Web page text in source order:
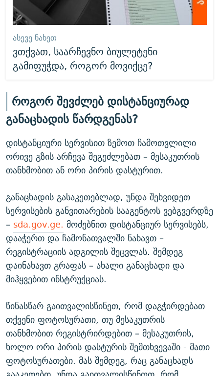
ᲐᲡᲔᲕᲔ ᲜᲐᲮᲔᲗ
ვთქვათ, საარჩევნო ბიულეტენი
გამიფუჭდა, როგორ მოვიქცე?
როგორ შევძლებ დისტანციურად
განაცხადის წარდგენას?
დისტანციური სერვისით ზემოთ ჩამოთვლილი
ორივე გზის არჩევა შეგეძლებათ – მესაკუთრის
თანხმობით ან ორი პირის დასტურით.
განაცხადის გასაკეთებლად, უნდა შეხვიდეთ
სერვისების განვითარების სააგენტოს ვებგვერდზე
– sda.gov.ge. მოძებნით დისტანციურ სერვისებს,
დააჭერთ და ჩამონათვალში ნახავთ –
რეგისტრაციის ადგილის შეცვლას. შემდეგ
დაინახავთ გრაფას – ახალი განაცხადი და
მიჰყვებით ინსტრუქციას.
წინასწარ გაითვალისწინეთ, რომ დაგჭირდებათ
თქვენი ფოტოსურათი, თუ მესაკუთრის
თანხმობით რეგისტრირდებით – მესაკუთრის,
ხოლო ორი პირის დასტურის შემთხვევაში - მათი
ფოტოსურათები. მას შემდეგ, რაც განაცხადს